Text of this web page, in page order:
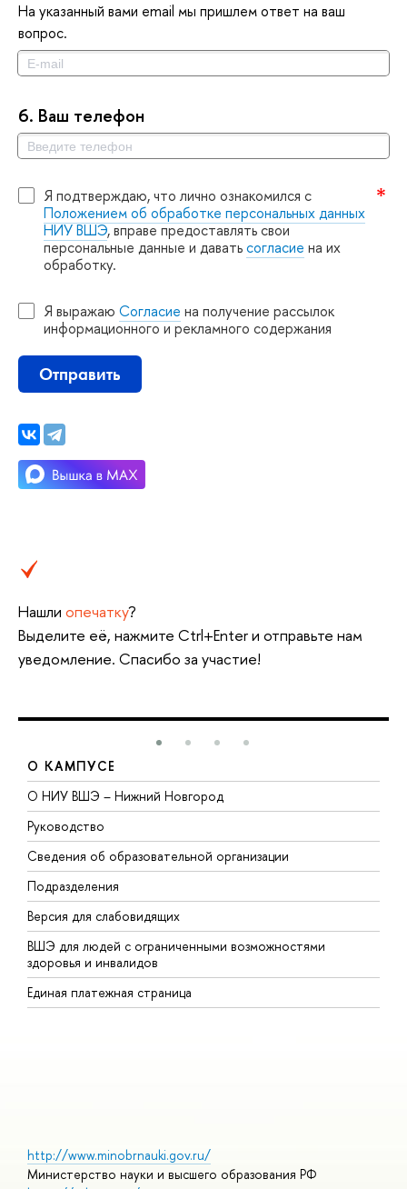
На указанный вами email мы пришлем ответ на ваш
опрос.
6. аш телефон
Я подтверждаю, что лично ознакомился с
Положением об обработке персональных данных
НИУ ВШЭ, вправе предоставлять свои
персональные данные и даватьсогласие на их
обработку.
Я выражаю Согласие на получение рассылок
информационного и рекламного содержания
Отправить
Нашли опечатку?
ыделите её, нажмите Ctrl+Enter и отправьте нам
уведомление. Спасибо за участие!
О КАМПУСЕ
О НИУ ВШЭ – Нижний Новгород
Руководство
Сведения об образовательной организации
Подразделения
ерсия для слабовидящих
ШЭ для людей с ограниченными возможностями
здоровья и инвалидо
Единая платежная страница
http://www.minobrnauki.gov.ru/
Министерство науки и высшего образования РФ